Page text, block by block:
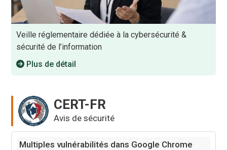
Veille réglementaire dédiée à la cybersécurité &
sécurité de l’information
Plus de détail
CERT-FR
Avis de sécurité
Multiples vulnérabilités dans Google Chrome